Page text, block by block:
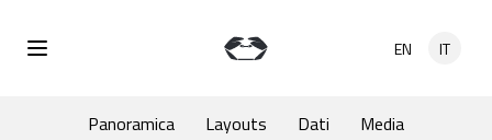
Open Menu
EN IT
Panoramica Layouts Dati
Media